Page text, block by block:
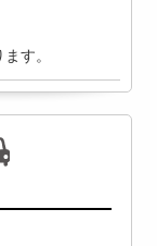
す。